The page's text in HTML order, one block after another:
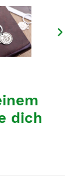
dich